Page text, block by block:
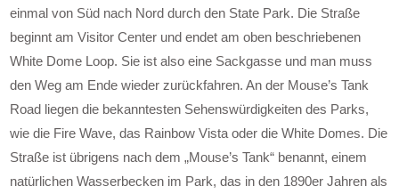
einmal von Süd nach Nord durch den State Park. Die Straße
beginnt am Visitor Center und endet am oben beschriebenen
White Dome Loop. Sie ist also eine Sackgasse und man muss
den Weg am Ende wieder zurückfahren. An der Mouse’s Tank
Road liegen die bekanntesten Sehenswürdigkeiten des Parks,
wie die Fire Wave, das Rainbow Vista oder die White Domes. Die
Straße ist übrigens nach dem „Mouse’s Tank“ benannt, einem
natürlichen Wasserbecken im Park, das in den 1890er Jahren als